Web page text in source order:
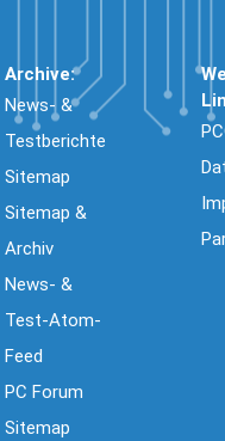
Archive:
News- &
Testberichte
Sitemap
Sitemap &
Archiv
News- &
Test-Atom-
Feed
PC Forum
Sitemap